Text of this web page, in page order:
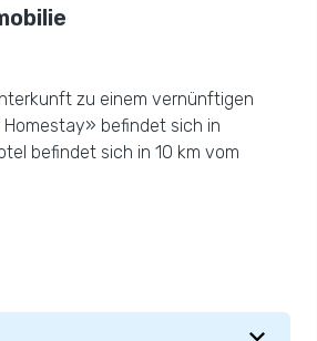
zu einem vernünftigen
Homestay» befindet sich in
befindet sich in 10 km vom